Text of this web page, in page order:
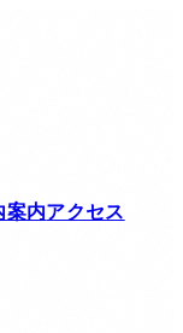
案内アクセス